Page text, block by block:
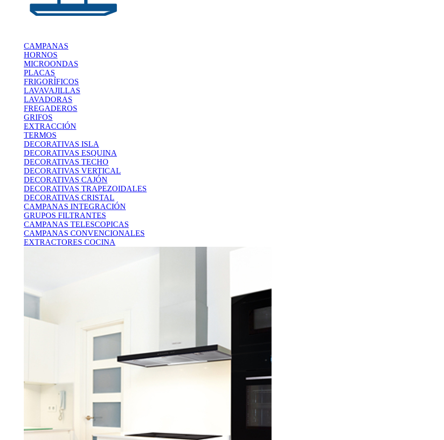
CAMPANAS
HORNOS
MICROONDAS
PLACAS
FRIGORÍFICOS
LAVAVAJILLAS
LAVADORAS
FREGADEROS
GRIFOS
EXTRACCIÓN
TERMOS
DECORATIVAS ISLA
DECORATIVAS ESQUINA
DECORATIVAS TECHO
DECORATIVAS VERTICAL
DECORATIVAS CAJÓN
DECORATIVAS TRAPEZOIDALES
DECORATIVAS CRISTAL
CAMPANAS INTEGRACIÓN
GRUPOS FILTRANTES
CAMPANAS TELESCOPICAS
CAMPANAS CONVENCIONALES
EXTRACTORES COCINA